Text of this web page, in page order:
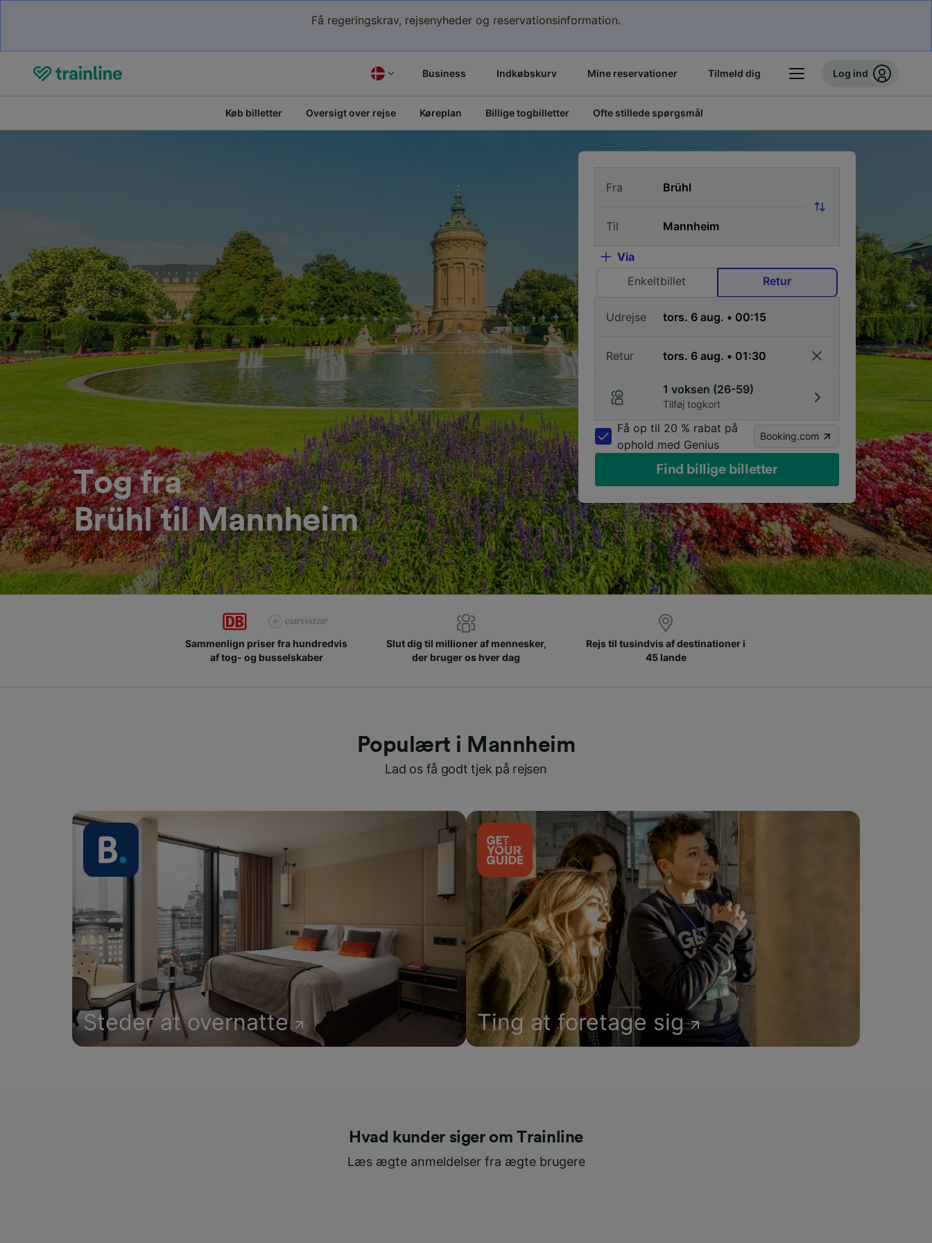
Få regeringskrav, rejsenyheder og reservationsinformation.
Business Indkøbskurv Mine reservationer Tilmeld dig Log ind
Køb billetter Oversigt over rejse Køreplan Billige togbilletter Ofte stillede spørgsmål
Tog fra
Brühl til Mannheim
Fra
Til
Via
Enkeltbillet
Retur
Udrejse
Retur
1 voksen (26-59)
Tilføj togkort
Få op til 20 % rabat på
ophold med Genius
Booking.com
Find billige billetter
Sammenlign priser fra hundredvis
af tog- og busselskaber
Slut dig til millioner af mennesker,
der bruger os hver dag
Rejs til tusindvis af destinationer i
45 lande
Populært i Mannheim
Lad os få godt tjek på rejsen
Steder at overnatte Ting at foretage sig
Hvad kunder siger om Trainline
Læs ægte anmeldelser fra ægte brugere